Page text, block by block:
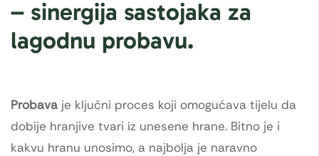
– sinergija sastojaka za
lagodnu probavu.
Probava je ključni proces koji omogućava tijelu da
dobije hranjive tvari iz unesene hrane. Bitno je i
kakvu hranu unosimo, a najbolja je naravno